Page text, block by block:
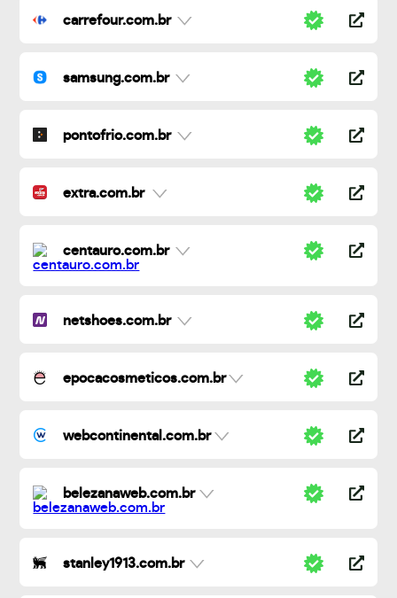
carrefour.com.br
samsung.com.br
pontofrio.com.br
extra.com.br
centauro.com.br
netshoes.com.br
epocacosmeticos.com.br
webcontinental.com.br
belezanaweb.com.br
stanley1913.com.br